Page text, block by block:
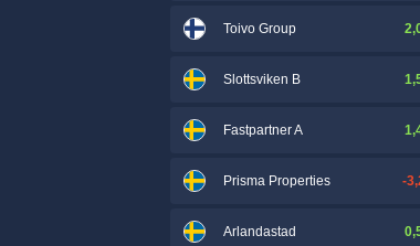
Toivo Group
Slottsviken B
Fastpartner A
Prisma Properties -
Arlandastad